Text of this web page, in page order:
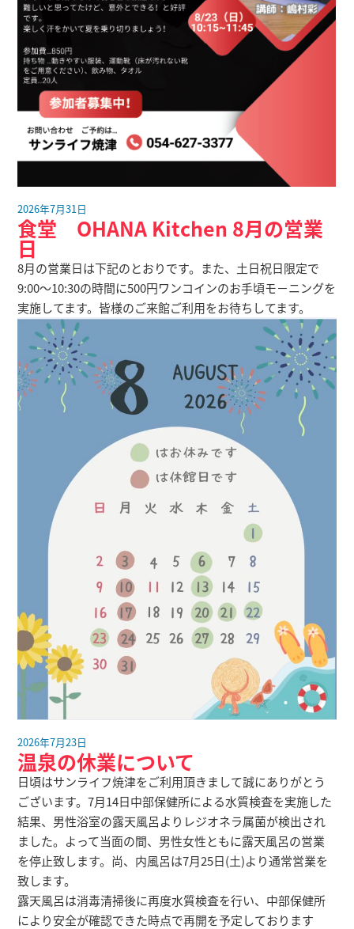
2026年7月31日
食堂 OHANA Kitchen 8月の営業
日
8月の営業日は下記のとおりです。また、土日祝日限定で
9:00～10:30の時間に500円ワンコインのお手頃モ－ニングを
実施してます。皆様のご来館ご利用をお待ちしてます。
2026年7月23日
温泉の休業について
日頃はサンライフ焼津をご利用頂きまして誠にありがとう
ございます。7月14日中部保健所による水質検査を実施した
結果、男性浴室の露天風呂よりレジオネラ属菌が検出され
ました。よって当面の間、男性女性ともに露天風呂の営業
を停止致します。尚、内風呂は7月25日(土)より通常営業を
致します。
露天風呂は消毒清掃後に再度水質検査を行い、中部保健所
により安全が確認できた時点で再開を予定しております